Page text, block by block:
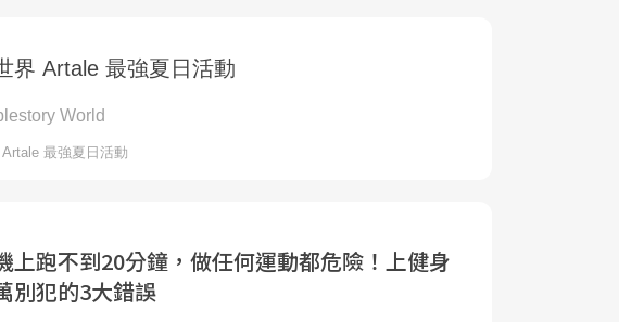
上跑不到20分鐘，做任何運動都危險！上健身
別犯的3大錯誤